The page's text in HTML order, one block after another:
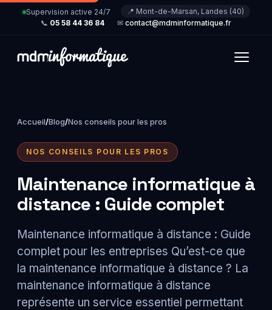
Supervision active 24/7
📍 Mont-de-Marsan, Landes (40)
📞 05 58 44 36 84 ✉ contact@mdminformatique.fr
Accueil/Blog/Nos conseils pour les pros
NOS CONSEILS POUR LES PROS
Maintenance informatique à
distance : Guide complet
Maintenance informatique à distance : Guide
complet pour les entreprises Qu’est-ce que
la maintenance informatique à distance ? La
maintenance informatique à distance
représente un service essentiel permettant